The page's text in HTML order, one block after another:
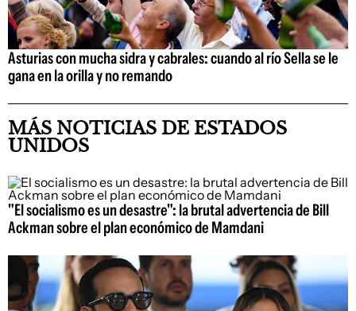
Asturias con mucha sidra y cabrales: cuando al río Sella se le
gana en la orilla y no remando
MÁS NOTICIAS DE ESTADOS
UNIDOS
"El socialismo es un desastre": la brutal advertencia de Bill
Ackman sobre el plan económico de Mamdani